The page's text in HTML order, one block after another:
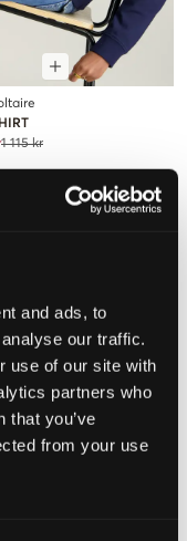
and ads, to
our traffic.
use of our site with
partners who
that you’ve
from your use
1 115 kr